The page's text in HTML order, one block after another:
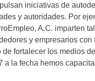
iniciativas de
y autoridades. Por
A.C. imparten
y empresarios
fortalecer los medios
a la fecha hemos